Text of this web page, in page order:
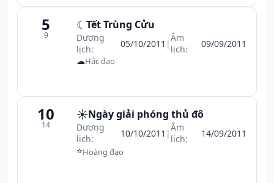
5
9
☾ Tết Trùng Cửu
Dương
lịch:
05/10/2011 |Âm
lịch:
09/09/2011
☁Hắc đạo
10
14
☀️Ngày giải phóng thủ đô
Dương
lịch:
10/10/2011 |Âm
lịch:
14/09/2011
⭐Hoàng đạo